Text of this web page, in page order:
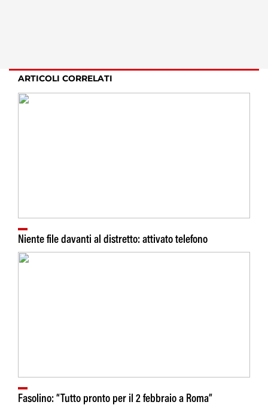
ARTICOLI CORRELATI
Niente file davanti al distretto: attivato telefono
Fasolino: “Tutto pronto per il 2 febbraio a Roma”